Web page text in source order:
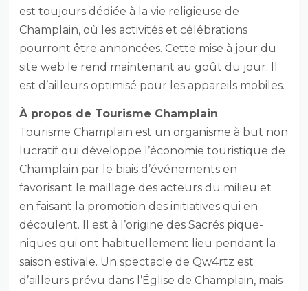
est toujours dédiée à la vie religieuse de
Champlain, où les activités et célébrations
pourront être annoncées. Cette mise à jour du
site web le rend maintenant au goût du jour. Il
est d’ailleurs optimisé pour les appareils mobiles.
À propos de Tourisme Champlain
Tourisme Champlain est un organisme à but non
lucratif qui développe l’économie touristique de
Champlain par le biais d’événements en
favorisant le maillage des acteurs du milieu et
en faisant la promotion des initiatives qui en
découlent. Il est à l’origine des Sacrés pique-
niques qui ont habituellement lieu pendant la
saison estivale. Un spectacle de Qw4rtz est
d’ailleurs prévu dans l’Église de Champlain, mais